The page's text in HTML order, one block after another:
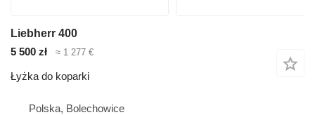
Liebherr 400
5 500 zł
≈ 1 277 €
Łyżka do koparki
Polska, Bolechowice